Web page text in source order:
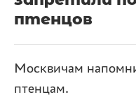
птенцов
Москвичам
птенцам.